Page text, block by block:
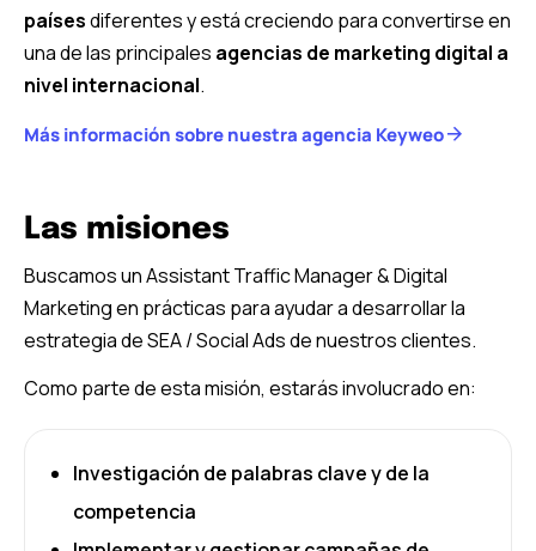
paísesdiferentes y está creciendo para convertirse en
una de las principales agencias de marketing digital a
nivel internacional.
Más información sobre nuestra agencia Keyweo
Las misiones
Buscamos un Assistant Traffic Manager & Digital
Marketing en prácticas para ayudar a desarrollar la
estrategia de SEA / Social Ads de nuestros clientes.
Como parte de esta misión, estarás involucrado en:
Investigación de palabras clave y de la
competencia